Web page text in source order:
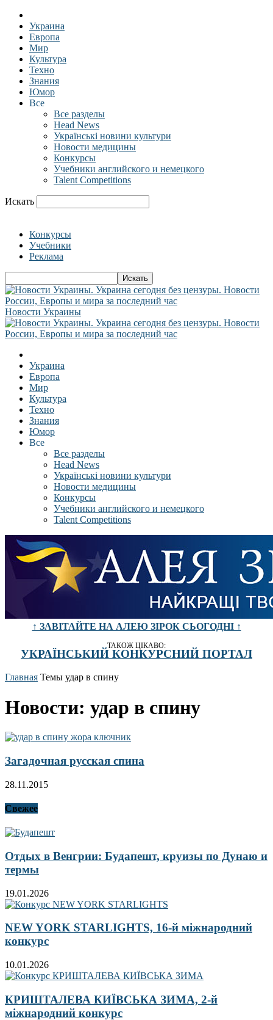
Украина
Европа
Мир
Культура
Техно
Знания
Юмор
Все
Все разделы
Head News
Українські новини культури
Новости медицины
Конкурсы
Учебники английского и немецкого
Talent Competitions
Искать
Конкурсы
Учебники
Реклама
Новости Украины
Украина
Европа
Мир
Культура
Техно
Знания
Юмор
Все
Все разделы
Head News
Українські новини культури
Новости медицины
Конкурсы
Учебники английского и немецкого
Talent Competitions
↑ ЗАВІТАЙТЕ НА АЛЕЮ ЗІРОК СЬОГОДНІ ↑
ТАКОЖ ЦІКАВО:
УКРАЇНСЬКИЙ КОНКУРСНИЙ ПОРТАЛ
Главная Темы удар в спину
Новости: удар в спину
Загадочная русская спина
28.11.2015
Свежее
Отдых в Венгрии: Будапешт, круизы по Дунаю и
термы
19.01.2026
NEW YORK STARLIGHTS, 16-й міжнародний
конкурс
10.01.2026
КРИШТАЛЕВА КИЇВСЬКА ЗИМА, 2-й
міжнародний конкурс